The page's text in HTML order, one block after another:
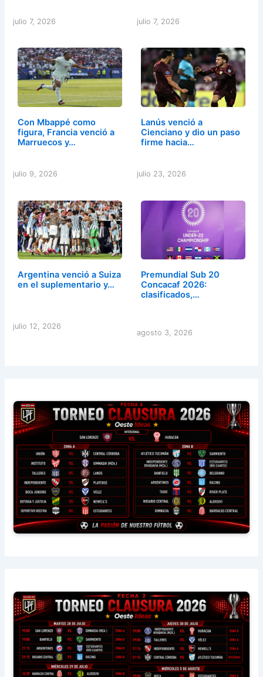
julio 7, 2026 julio 7, 2026
Con Mbappé como
figura, Francia venció a
Marruecos y…
julio 9, 2026
Lanús venció a
Cienciano y dio un paso
firme hacia…
julio 23, 2026
Argentina venció a Suiza
en el suplementario y…
julio 12, 2026
Premundial Sub 20
Concacaf 2026:
clasificados,…
agosto 3, 2026